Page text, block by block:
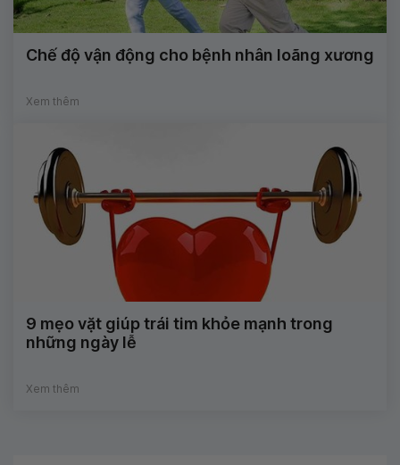
Chế độ vận động cho bệnh nhân loãng xương
Xem thêm
9 mẹo vặt giúp trái tim khỏe mạnh trong
những ngày lễ
Xem thêm